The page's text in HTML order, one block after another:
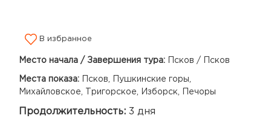
В избранное
Место начала / Завершения тура: Псков / Псков
Места показа:
Псков, Пушкинские горы,
Михайловское, Тригорское, Изборск, Печоры
Продолжительность: 3 дня